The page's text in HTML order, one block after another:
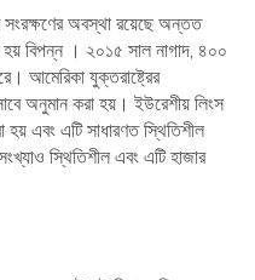
সংরক্ষণের অবস্থা রয়েছে অন্তত
হয় বিপন্ন । ২০১৫ সাল নাগাদ, ৪০০
আমেরিকা যুক্তরাষ্ট্রের
অনুমান করা হয়। ইউরেশীয় লিংস
এবং এটি সাধারণত স্থিতিশীল
স্থিতিশীল এবং এটি হাজার